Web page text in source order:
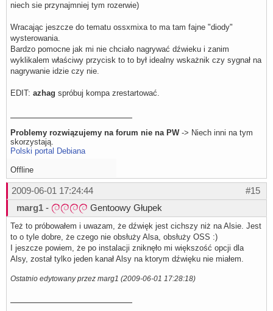
niech sie przynajmniej tym rozerwie)
Wracając jeszcze do tematu ossxmixa to ma tam fajne "diody"
wysterowania.
Bardzo pomocne jak mi nie chciało nagrywać dźwieku i zanim
wyklikalem właściwy przycisk to to był idealny wskażnik czy sygnał na
nagrywanie idzie czy nie.
EDIT: azhag spróbuj kompa zrestartować.
Problemy rozwiązujemy na forum nie na PW-> Niech inni na tym
skorzystają.
Polski portal Debiana
Offline
#15
2009-06-01 17:24:44
marg1 - Gentoowy Głupek
Też to próbowałem i uwazam, że dźwięk jest cichszy niż na Alsie. Jest
to o tyle dobre, że czego nie obsłuży Alsa, obsłuży OSS :)
I jeszcze powiem, że po instalacji zniknęło mi większość opcji dla
Alsy, został tylko jeden kanał Alsy na ktorym dźwięku nie miałem.
Ostatnio edytowany przez marg1 (2009-06-01 17:28:18)